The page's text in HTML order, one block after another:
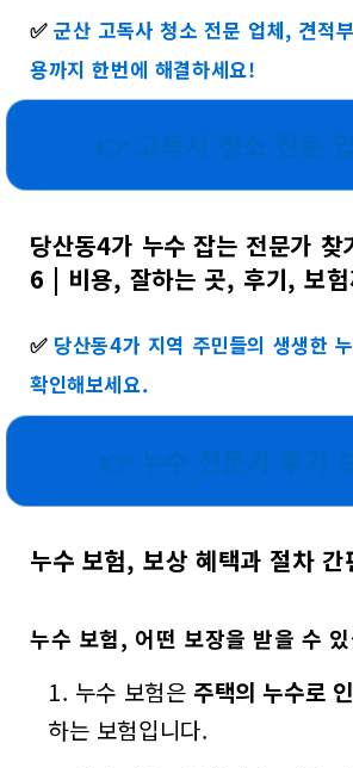
✅군산 고독사 청소 전문 업체, 견적
용까지 한번에 해결하세요!
당산동4가 누수 잡는 전문가
6 | 비용, 잘하는 곳, 후기, 보
✅ 당산동4가 지역 주민들의 생생한
확인해보세요.
누수 보험, 보상 혜택과 절차 간
누수 보험, 어떤 보장을 받을 수
누수 보험은주택의 누수로
하는 보험입니다.